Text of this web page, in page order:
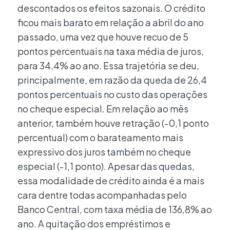
descontados os efeitos sazonais. O crédito
ficou mais barato em relação a abril do ano
passado, uma vez que houve recuo de 5
pontos percentuais na taxa média de juros,
para 34,4% ao ano. Essa trajetória se deu,
principalmente, em razão da queda de 26,4
pontos percentuais no custo das operações
no cheque especial. Em relação ao mês
anterior, também houve retração (-0,1 ponto
percentual) com o barateamento mais
expressivo dos juros também no cheque
especial (-1,1 ponto). Apesar das quedas,
essa modalidade de crédito ainda é a mais
cara dentre todas acompanhadas pelo
Banco Central, com taxa média de 136,8% ao
ano. A quitação dos empréstimos e